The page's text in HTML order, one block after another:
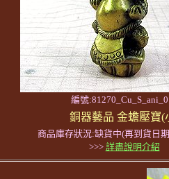
編號
銅器藝品 金蟾壓寶(
商品庫存狀況:缺貨中(再到貨日
>>> 詳盡說明介紹